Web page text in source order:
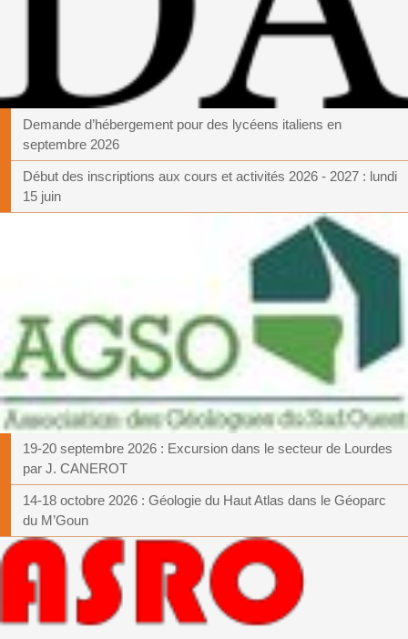
Demande d’hébergement pour des lycéens italiens en
septembre 2026
Début des inscriptions aux cours et activités 2026 - 2027 : lundi
15 juin
19-20 septembre 2026 : Excursion dans le secteur de Lourdes
par J. CANEROT
14-18 octobre 2026 : Géologie du Haut Atlas dans le Géoparc
du M’Goun